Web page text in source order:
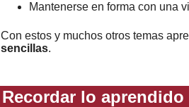
Mantenerse en forma con una
Con estos y muchos otros temas
sencillas.
Recordar lo aprendido